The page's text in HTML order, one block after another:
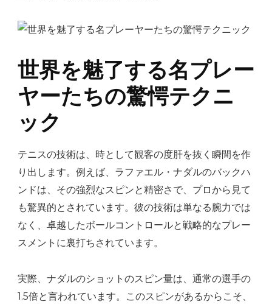
世界を魅了する名プレー
ヤーたちの驚愕テクニ
ック
テニスの技術は、時として観客の度肝を抜く瞬間を作
り出します。例えば、ラファエル・ナダルのバックハ
ンドは、その強烈なスピンと精密さで、プロから見て
も驚異的とされています。彼の技術は単なる腕力では
なく、卓越したボールコントロールと戦略的なプレー
スメントに裏打ちされています。
実際、ナダルのショットのスピン量は、通常の選手の
1.5倍と言われています。このスピンがあるからこそ、